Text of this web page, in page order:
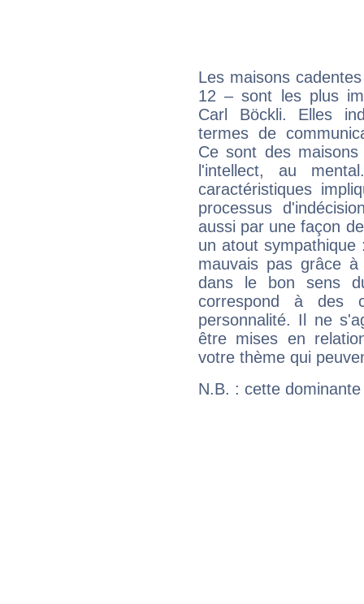
Les maisons
12 – sont les plus
Carl Böckli. Elles
termes de
Ce sont des
l'intellect, au
caractéristiques
processus
aussi par une façon
un atout
mauvais pas grâce
dans le bon sens
correspond à des
personnalité. Il ne
être mises en
votre thème qui
N.B. : cette